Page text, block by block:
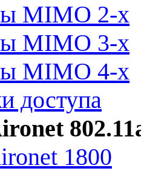
MIMO 2-x
MIMO 3-x
MIMO 4-x
доступа
1800